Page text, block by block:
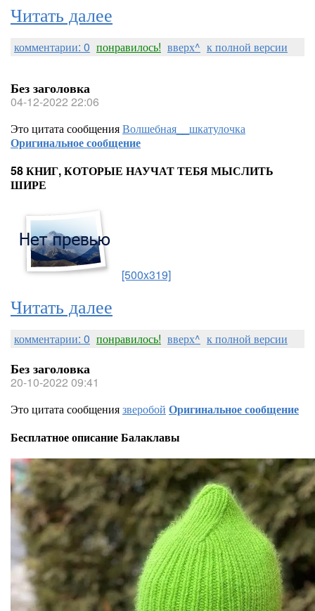
Читать далее
комментарии: 0 понравилось! вверх^ к полной версии
Без заголовка
04-12-2022 22:06
Это цитата сообщенияВолшебная__шкатулочка
Оригинальное сообщение
58 КНИГ, КОТОРЫЕ НАУЧАТ ТЕБЯ МЫСЛИТЬ
ШИРЕ
[500x319]
Читать далее
комментарии: 0 понравилось! вверх^ к полной версии
Без заголовка
20-10-2022 09:41
Это цитата сообщениязверобой Оригинальное сообщение
Бесплатное описание Балаклавы